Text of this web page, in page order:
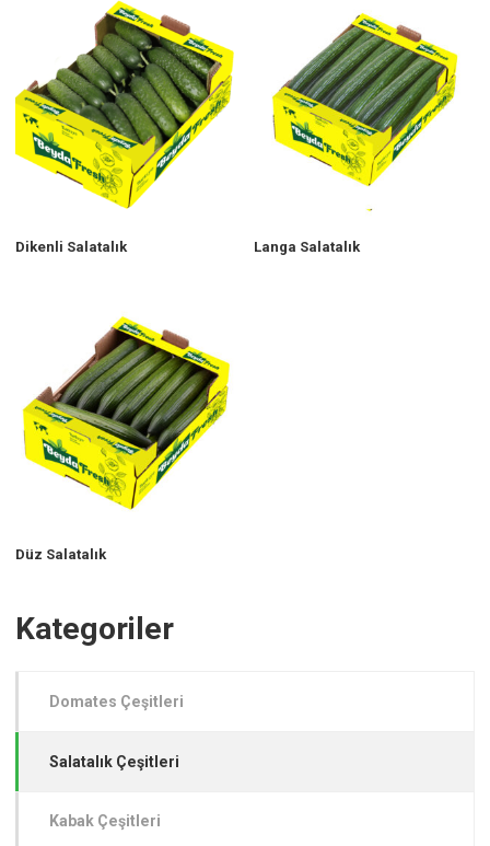
Dikenli Salatalık Langa Salatalık
Düz Salatalık
Kategoriler
Domates Çeşitleri
Salatalık Çeşitleri
Kabak Çeşitleri